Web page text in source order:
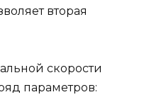
вторая
скорости
параметров: